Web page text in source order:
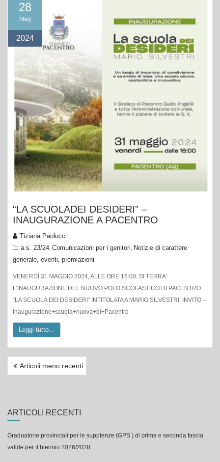
28
Mag
2024
“LA SCUOLADEI DESIDERI” –
INAUGURAZIONE A PACENTRO
Tiziana Paolucci
a.s. 23/24, Comunicazioni per i genitori, Notizie di carattere
generale, eventi, premiazioni
VENERDÌ 31 MAGGIO 2024, ALLE ORE 16:00, SI TERRA’
L’INAUGURAZIONE DEL NUOVO POLO SCOLASTICO DI PACENTRO
“LA SCUOLA DEI DESIDERI” INTITOLATA A MARIO SILVESTRI. INVITO –
Inaugurazione+scuola+nuova+di+Pacentro
Leggi tutto...
NAVIGAZIONE
ARTICOLI
Articoli meno recenti
ARTICOLI RECENTI
Graduatorie provinciali per le supplenze (GPS ) di prima e seconda fascia
valide per il biennio 2026/2028